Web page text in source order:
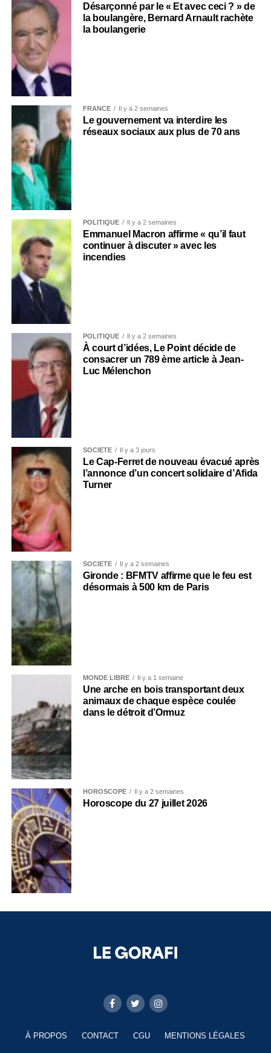
Désarçonné par le « Et avec ceci ? » de
la boulangère, Bernard Arnault rachète
la boulangerie
FRANCE Il y a 2 semaines
Le gouvernement va interdire les
réseaux sociaux aux plus de 70 ans
POLITIQUE Il y a 2 semaines
Emmanuel Macron affirme « qu’il faut
continuer à discuter » avec les
incendies
POLITIQUE Il y a 2 semaines
À court d’idées, Le Point décide de
consacrer un 789 ème article à Jean-
Luc Mélenchon
SOCIÉTÉ Il y a 3 jours
Le Cap-Ferret de nouveau évacué après
l’annonce d’un concert solidaire d’Afida
Turner
SOCIÉTÉ Il y a 2 semaines
Gironde : BFMTV affirme que le feu est
désormais à 500 km de Paris
MONDE LIBRE Il y a 1 semaine
Une arche en bois transportant deux
animaux de chaque espèce coulée
dans le détroit d’Ormuz
HOROSCOPE Il y a 2 semaines
Horoscope du 27 juillet 2026
À PROPOS CONTACT CGU MENTIONS LÉGALES